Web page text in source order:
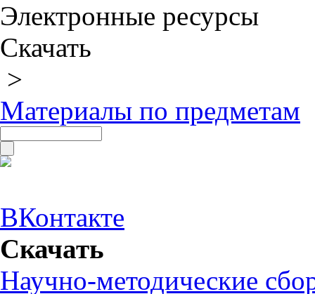
Электронные ресурсы
Скачать
>
Материалы по предметам
ВКонтакте
Скачать
Научно-методические